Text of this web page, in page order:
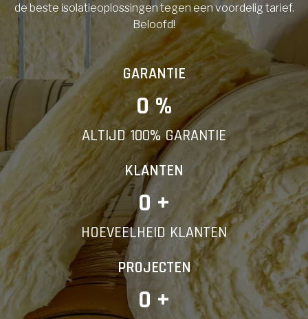
de beste isolatieoplossingen tegen een voordelig tarief.
Beloofd!
GARANTIE
0 %
ALTIJD 100% GARANTIE
KLANTEN
0 +
HOEVEELHEID KLANTEN
PROJECTEN
0 +